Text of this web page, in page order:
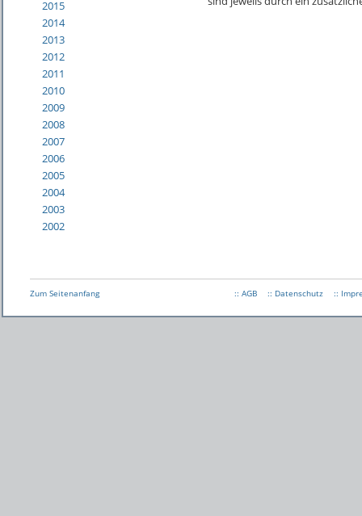
2015
2014
2013
2012
2011
2010
2009
2008
2007
2006
2005
2004
2003
2002
Zum Seitenanfang :: AGB :: Datenschutz ::